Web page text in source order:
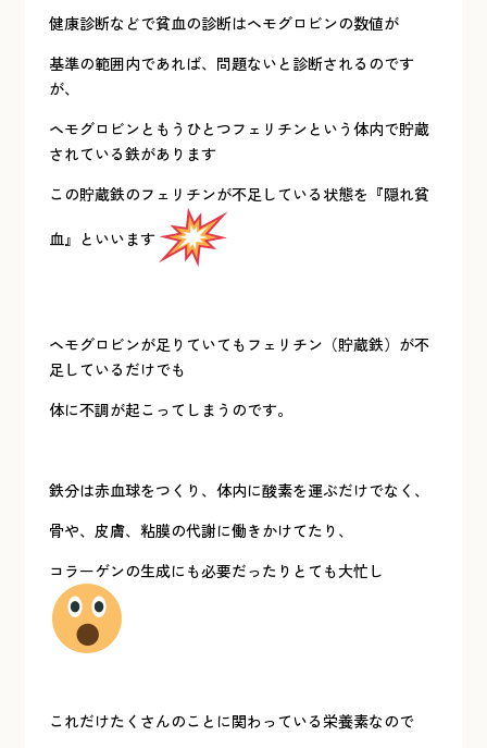
健康診断などで貧血の診断はヘモグロビンの数値が
基準の範囲内であれば、問題ないと診断されるのです
が、
ヘモグロビンともうひとつフェリチンという体内で貯蔵
されている鉄があります
この貯蔵鉄のフェリチンが不足している状態を『隠れ貧
血』といいます
ヘモグロビンが足りていてもフェリチン（貯蔵鉄）が不
足しているだけでも
体に不調が起こってしまうのです。
鉄分は赤血球をつくり、体内に酸素を運ぶだけでなく、
骨や、皮膚、粘膜の代謝に働きかけてたり、
コラーゲンの生成にも必要だったりとても大忙し
これだけたくさんのことに関わっている栄養素なので